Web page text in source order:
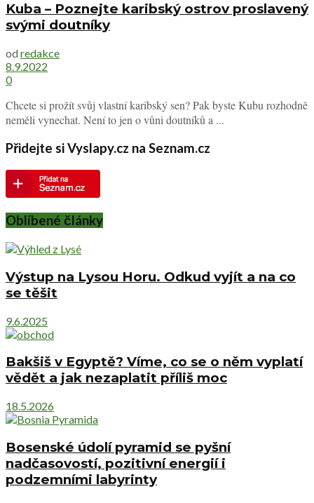
Kuba – Poznejte karibský ostrov proslavený
svými doutníky
od redakce
8.9.2022
0
Chcete si prožít svůj vlastní karibský sen? Pak byste Kubu rozhodně
neměli vynechat. Není to jen o vůni doutníků a ...
Přidejte si Vyslapy.cz na Seznam.cz
Oblíbené články
Výstup na Lysou Horu. Odkud vyjít a na co
se těšit
9.6.2025
Bakšiš v Egyptě? Víme, co se o něm vyplatí
vědět a jak nezaplatit příliš moc
18.5.2026
Bosenské údolí pyramid se pyšní
nadčasovostí, pozitivní energií i
podzemními labyrinty